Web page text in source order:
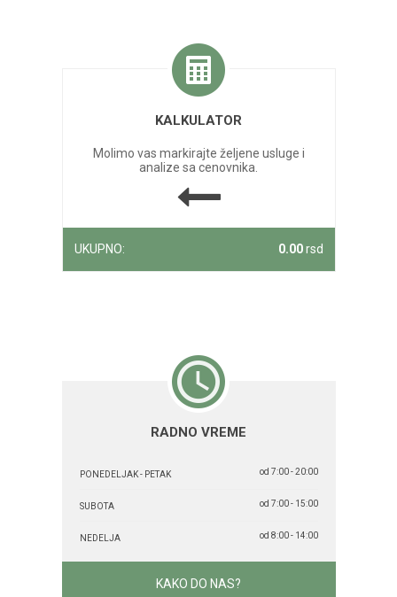
KALKULATOR
Molimo vas markirajte željene usluge i
analize sa cenovnika.
UKUPNO: 0.00rsd
RADNO VREME
PONEDELJAK - PETAK od 7:00 - 20:00
SUBOTA od 7:00 - 15:00
NEDELJA od 8:00 - 14:00
KAKO DO NAS?